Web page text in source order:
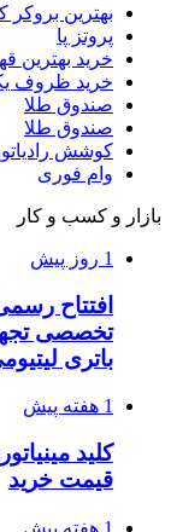
بهترین بروکر
پروتز پا
خرید بهترین
خرید ظروف
صندوق طلا
صندوق طلا
کوشش
وام فوری
بازار و کسب و کار
1 روز پیش
تخصصی
باتری
1 هفته پیش
قیمت خرید
1 هفته پیش